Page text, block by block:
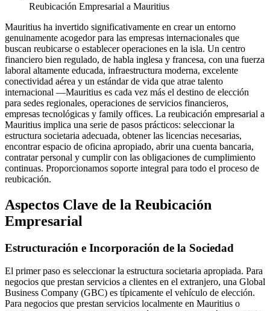
Reubicación Empresarial a Mauritius
Mauritius ha invertido significativamente en crear un entorno
genuinamente acogedor para las empresas internacionales que
buscan reubicarse o establecer operaciones en la isla. Un centro
financiero bien regulado, de habla inglesa y francesa, con una fuerza
laboral altamente educada, infraestructura moderna, excelente
conectividad aérea y un estándar de vida que atrae talento
internacional —Mauritius es cada vez más el destino de elección
para sedes regionales, operaciones de servicios financieros,
empresas tecnológicas y family offices. La reubicación empresarial a
Mauritius implica una serie de pasos prácticos: seleccionar la
estructura societaria adecuada, obtener las licencias necesarias,
encontrar espacio de oficina apropiado, abrir una cuenta bancaria,
contratar personal y cumplir con las obligaciones de cumplimiento
continuas. Proporcionamos soporte integral para todo el proceso de
reubicación.
Aspectos Clave de la Reubicación
Empresarial
Estructuración e Incorporación de la Sociedad
El primer paso es seleccionar la estructura societaria apropiada. Para
negocios que prestan servicios a clientes en el extranjero, una Global
Business Company (GBC) es típicamente el vehículo de elección.
Para negocios que prestan servicios localmente en Mauritius o